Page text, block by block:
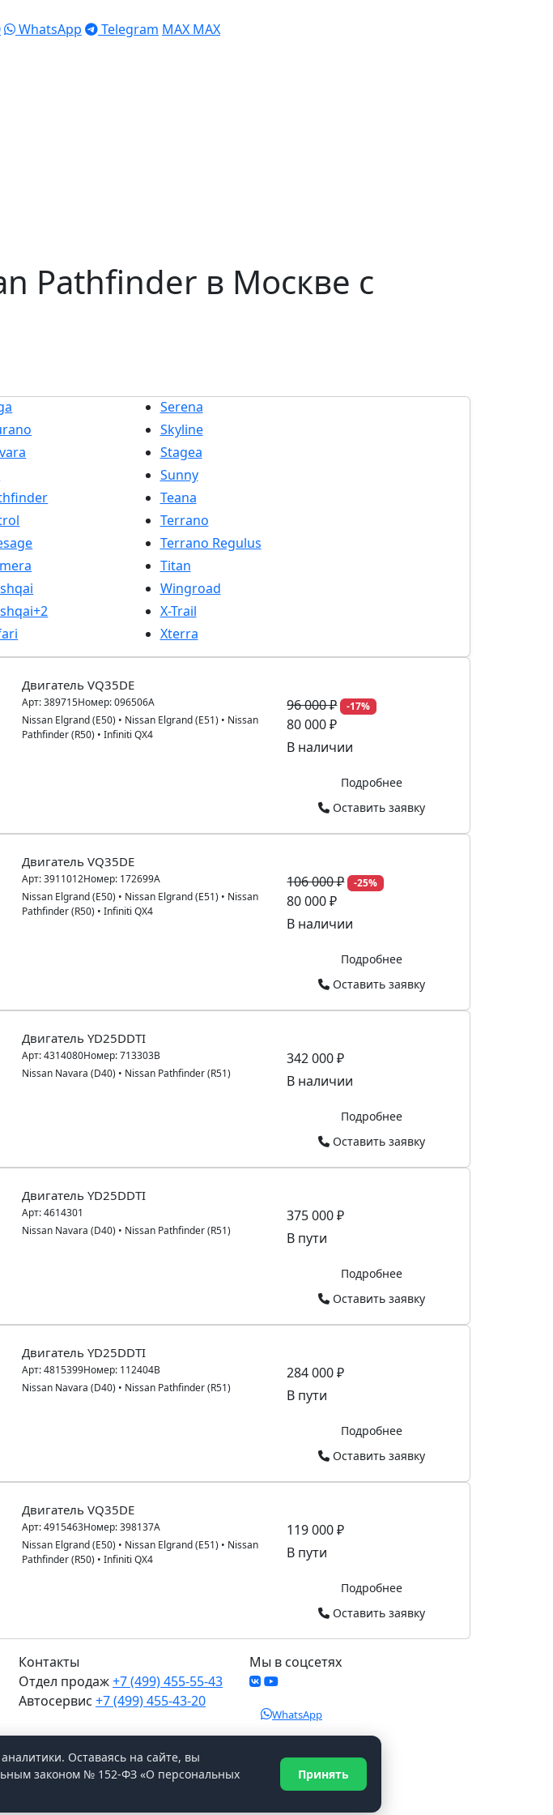
WhatsApp Telegram MAX MAX
Pathfinder в Москве с
Serena
Skyline
Stagea
Sunny
Teana
Terrano
Terrano Regulus
Titan
Wingroad
X-Trail
Xterra
Двигатель VQ35DE
Арт:389715Номер:096506A
Nissan Elgrand (E50) • Nissan Elgrand (E51) • Nissan
Pathfinder (R50) • Infiniti QX4
96 000 ₽ -17%
80 000 ₽
В наличии
Подробнее
Оставить заявку
Двигатель VQ35DE
Арт:3911012Номер: 172699A
Nissan Elgrand (E50) • Nissan Elgrand (E51) • Nissan
Pathfinder (R50) • Infiniti QX4
106 000 ₽ -25%
80 000 ₽
В наличии
Подробнее
Оставить заявку
Двигатель YD25DDTI
Арт:4314080Номер:713303B
Nissan Navara (D40) • Nissan Pathfinder (R51)
342 000 ₽
В наличии
Подробнее
Оставить заявку
Двигатель YD25DDTI
Арт:4614301
Nissan Navara (D40) • Nissan Pathfinder (R51)
375 000 ₽
В пути
Подробнее
Оставить заявку
Двигатель YD25DDTI
Арт:4815399Номер: 112404B
Nissan Navara (D40) • Nissan Pathfinder (R51)
284 000 ₽
В пути
Подробнее
Оставить заявку
Двигатель VQ35DE
Арт:4915463Номер:398137A
Nissan Elgrand (E50) • Nissan Elgrand (E51) • Nissan
Pathfinder (R50) • Infiniti QX4
119 000 ₽
В пути
Подробнее
Оставить заявку
Контакты
Отдел продаж+7 (499) 455-55-43
Автосервис +7 (499) 455-43-20
Мы в соцсетях
WhatsApp
Оставаясь на сайте, вы
законом № 152-ФЗ «О персональных
Принять